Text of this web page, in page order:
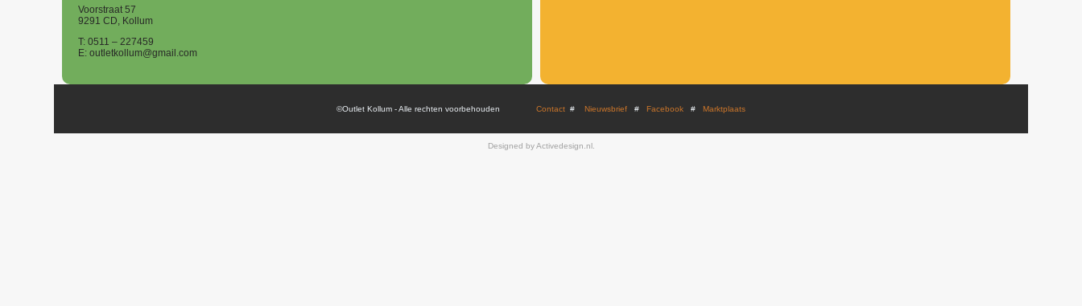
Voorstraat 57
9291 CD, Kollum
T: 0511 – 227459
E: outletkollum@gmail.com
©Outlet Kollum - Alle rechten voorbehouden Contact # Nieuwsbrief # Facebook # Marktplaats
Designed by Activedesign.nl.